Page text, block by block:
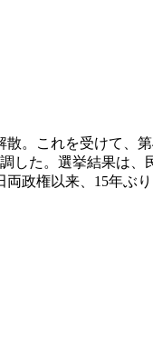
。これを受けて、
した。選挙結果は
政権以来、15年ぶ